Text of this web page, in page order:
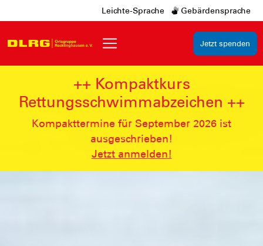
Leichte-Sprache Gebärdensprache
Jetzt spenden
++ Kompaktkurs
Rettungsschwimmabzeichen ++
Kompakttermine für September 2026 ist
ausgeschrieben!
Jetzt anmelden!